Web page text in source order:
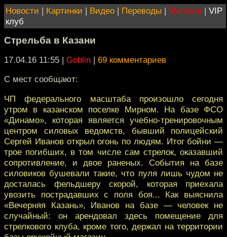
Новости | Картинки | Видео | Переводы | Магазин | VIP
клуб
Стрельба в Казани
17.04.16 11:55 | Goblin | 69 комментариев
С мест сообщают:
ЧП федерального масштаба произошло сегодня
утром в казанском поселке Мирном. На базе ФСО
«Динамо», которая является учебно-тренировочным
центром силовых ведомств, бывший полицейский
Сергей Иванов открыл огонь по людям. Итог бойни —
трое погибших, в том числе сам стрелок, оказавший
сопротивление, и двое раненых. События на базе
силовиков бушевали такие, что пуля лишь чудом не
досталась фельдшеру скорой, которая приехала
увозить пострадавших с поля боя... Как выяснила
«Вечерняя Казань», Иванов на базе — человек не
случайный: он арендовал здесь помещение для
стрелкового клуба, кроме того, держал на территории